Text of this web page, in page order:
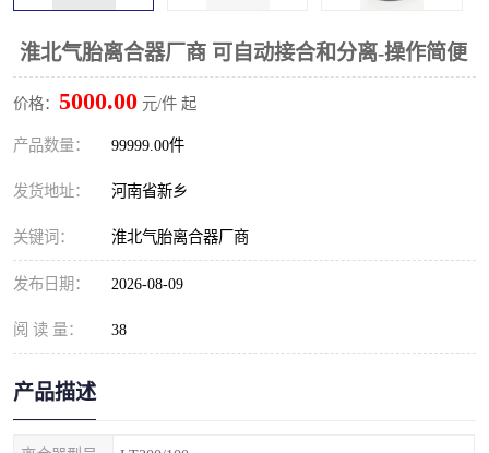
淮北气胎离合器厂商 可自动接合和分离-操作简便
价格： 5000.00 元/件 起
产品数量： 99999.00件
发货地址： 河南省新乡
关键词： 淮北气胎离合器厂商
发布日期： 2026-08-09
阅 读 量： 38
产品描述